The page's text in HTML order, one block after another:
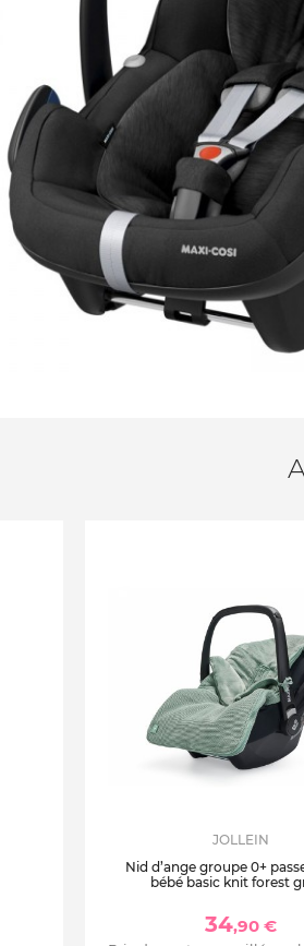
JOLLEIN
Nid d’ange groupe 0+
bébé basic knit forest
34,90 €